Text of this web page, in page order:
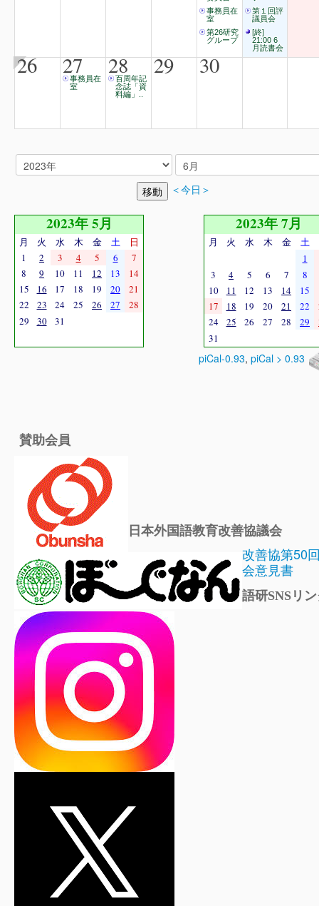
事務員在
室
第26研究
グループ
第１回評
議員会
[終]
21:00 6
月読書会
26 27
事務員在
室
28
百周年記
念誌「資
料編」..
29 30
＜今日＞
2023年 5月
月 火 水 木 金 土
日
1
2 3 4 5 6
7
8
9 10 11 12 13
14
15
16 17 18 19 20
21
22
23 24 25 26 27
28
29
30 31
2023年 7月
月 火 水 木 金 土
1
3
4 5 6 7
8
10
11 12 13 14 15
17
18 19 20 21 22
24
25 26 27 28 29
31
piCal-0.93, piCal > 0.93
賛助会員
日本外国語教育改善協議会
改善協第50
会意見書
語研SNSリ